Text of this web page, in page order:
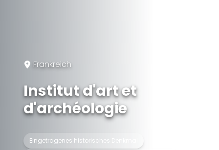
Frankreich
Institut d'art et
d'archéologie
Eingetragenes historisches Denkmal